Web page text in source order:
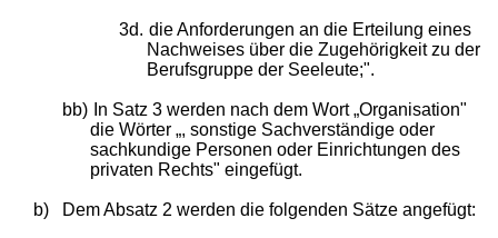
3d. die Anforderungen an die Erteilung eines
Nachweises über die Zugehörigkeit zu der
Berufsgruppe der Seeleute;".
bb)
In Satz 3 werden nach dem Wort „Organisation"
die Wörter „, sonstige Sachverständige oder
sachkundige Personen oder Einrichtungen des
privaten Rechts" eingefügt.
b) Dem Absatz 2 werden die folgenden Sätze angefügt: